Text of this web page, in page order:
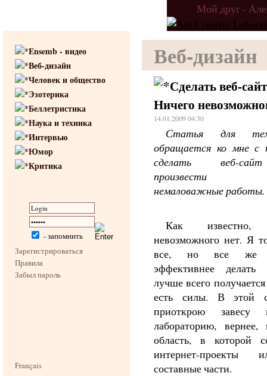
Мой друг -
Ensemb - видео
Веб-дизайн
Человек и общество
Эзотерика
Беллетристика
Наука и техника
Интервью
Юмор
Критика
- запомнить
Зарегистрироваться
Правила
Забыл пароль
Français
Веб-дизайн
Сделать веб-
Ничего
14.01.2009 04:30
Статья для
обращается ко мне с
сделать веб-
произвести
немаловажные работы.
Как известно,
невозможного нет. Я
все, но все же
эффективнее
лучше всего
есть силы. В этой
приоткрою
лабораторию,
область, в которой
интернет-
составные части.